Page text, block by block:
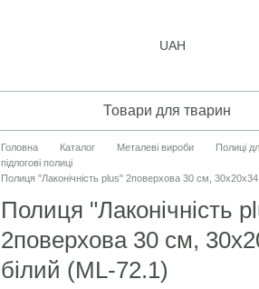
UAH
Товари для тварин
Головна Каталог Металеві вироби
Полиці
підлогові полиці
Полиця "Лаконічність plus" 2поверхова 30 см,
Полиця "Лаконічність
2поверхова 30 см,
білий (ML-72.1)